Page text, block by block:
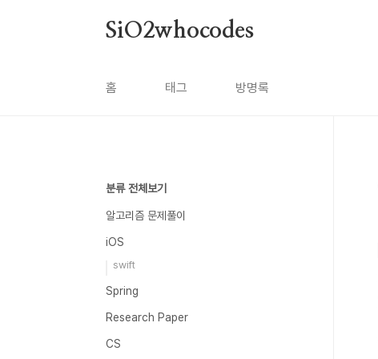
SiO2whocodes
홈 태그 방명록
분류 전체보기
알고리즘 문제풀이
iOS
swift
Spring
Research Paper
CS